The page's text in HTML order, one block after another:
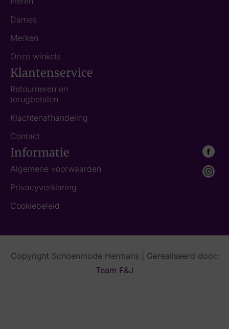
Dames
Merken
Onze winkels
Klantenservice
Retourneren en
terugbetalen
Klachtenafhandeling
Contact
Informatie
Algemene voorwaarden
Privacyverklaring
Cookiebeleid
Copyright Schoenmode Hermans | Gerealiseerd door:
Team F&J